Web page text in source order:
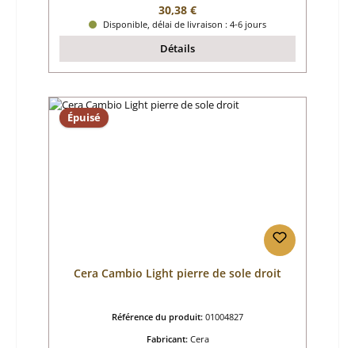
Prix régulier :
30,38 €
Disponible, délai de livraison : 4-6 jours
Détails
Épuisé
Cera Cambio Light pierre de sole droit
Référence du produit: 01004827
Fabricant: Cera